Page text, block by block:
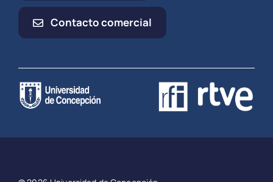
Contacto comercial